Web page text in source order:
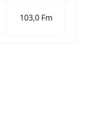
103,0 Fm